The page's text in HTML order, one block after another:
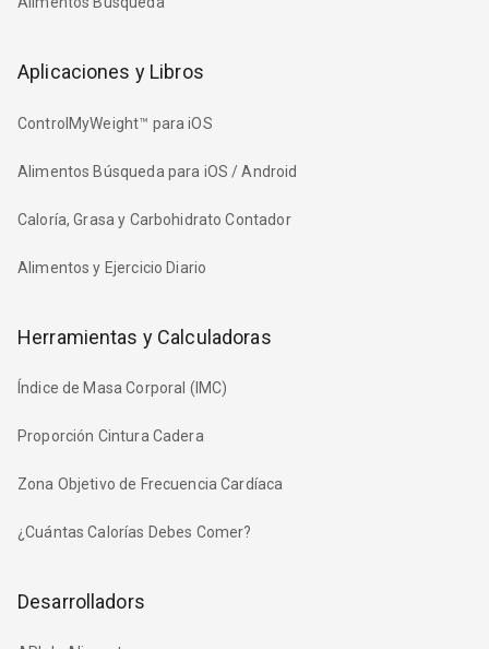
Aplicaciones y Libros
ControlMyWeight™ para iOS
Alimentos Búsqueda para iOS / Android
Caloría, Grasa y Carbohidrato Contador
Alimentos y Ejercicio Diario
Herramientas y Calculadoras
Índice de Masa Corporal (IMC)
Proporción Cintura Cadera
Zona Objetivo de Frecuencia Cardíaca
¿Cuántas Calorías Debes Comer?
Desarrolladors